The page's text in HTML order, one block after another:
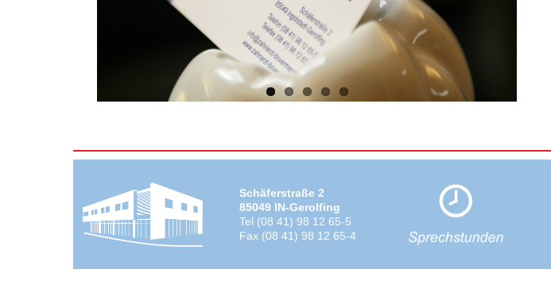
Schäferstraße 2
85049 IN-Gerolfing
Tel (08 41) 98 12 65-5
Fax (08 41) 98 12 65-4